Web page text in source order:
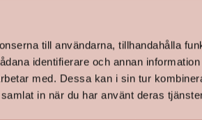
till användarna, tillhandahålla
identifierare och annan
med. Dessa kan i sin tur
in när du har använt deras